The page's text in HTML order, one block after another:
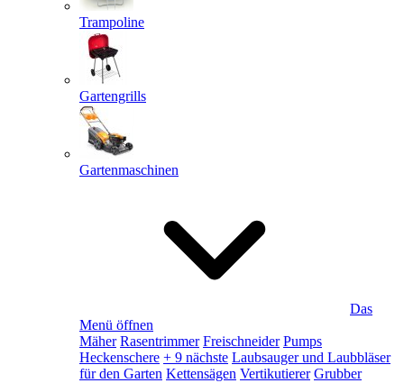
Trampoline
Gartengrills
Gartenmaschinen
Das
Menü öffnen
Mäher Rasentrimmer Freischneider Pumps
Heckenschere + 9 nächste Laubsauger und Laubbläser
für den Garten Kettensägen Vertikutierer Grubber